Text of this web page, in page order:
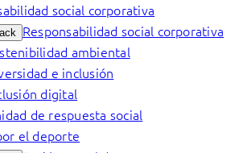
social corporativa
Responsabilidad social corporativa
ambiental
e inclusión
digital
de respuesta social
el deporte